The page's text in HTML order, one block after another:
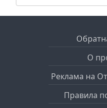
О
Реклама на
Правила